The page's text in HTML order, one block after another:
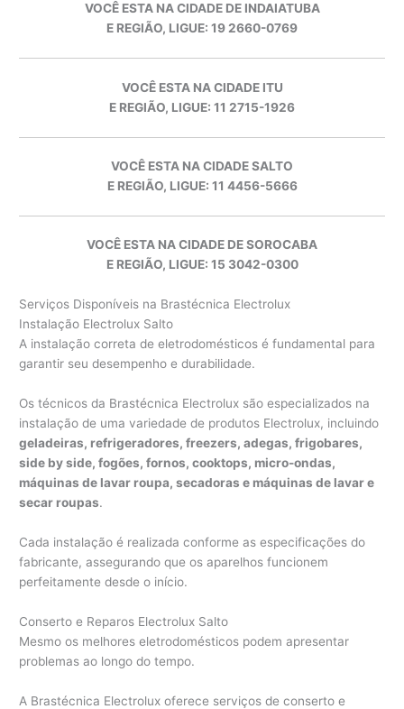
VOCÊ ESTA NA CIDADE DE INDAIATUBA
E REGIÃO, LIGUE: 19 2660-0769
VOCÊ ESTA NA CIDADE ITU
E REGIÃO, LIGUE: 11 2715-1926
VOCÊ ESTA NA CIDADE SALTO
E REGIÃO, LIGUE: 11 4456-5666
VOCÊ ESTA NA CIDADE DE SOROCABA
E REGIÃO, LIGUE: 15 3042-0300
Serviços Disponíveis na Brastécnica Electrolux
Instalação Electrolux Salto
A instalação correta de eletrodomésticos é fundamental para
garantir seu desempenho e durabilidade.
Os técnicos da Brastécnica Electrolux são especializados na
instalação de uma variedade de produtos Electrolux, incluindo
geladeiras, refrigeradores, freezers, adegas, frigobares,
side by side, fogões, fornos, cooktops, micro-ondas,
máquinas de lavar roupa, secadoras e máquinas de lavar e
secar roupas.
Cada instalação é realizada conforme as especificações do
fabricante, assegurando que os aparelhos funcionem
perfeitamente desde o início.
Conserto e Reparos Electrolux Salto
Mesmo os melhores eletrodomésticos podem apresentar
problemas ao longo do tempo.
A Brastécnica Electrolux oferece serviços de conserto e